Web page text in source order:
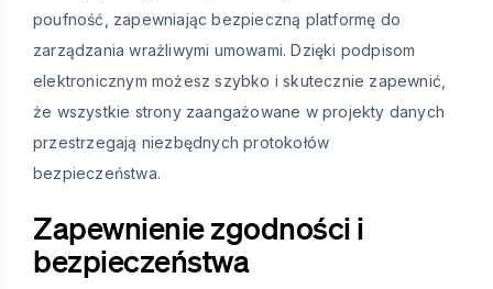
poufność, zapewniając bezpieczną platformę do
zarządzania wrażliwymi umowami. Dzięki podpisom
elektronicznym możesz szybko i skutecznie zapewnić,
że wszystkie strony zaangażowane w projekty danych
przestrzegają niezbędnych protokołów
bezpieczeństwa.
Zapewnienie zgodności i
bezpieczeństwa